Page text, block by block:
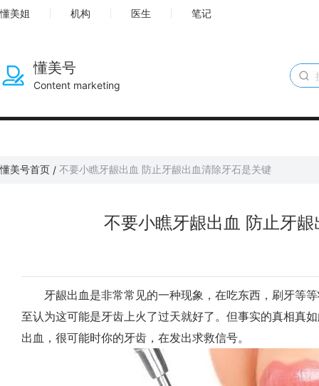
懂美姐 机构 医生 笔记
懂美号
Content marketing
懂美号首页 / 不要小瞧牙龈出血 防止牙龈出血清除牙石是关键
不要小瞧牙龈出血 防止牙
牙龈出血是非常常见的一种现象，在吃东西，刷牙等等
至认为这可能是牙齿上火了过天就好了。但事实的真相真
出血，很可能时你的牙齿，在发出求救信号。